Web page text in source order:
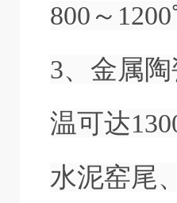
800～
3、金属
温可达
水泥窑尾